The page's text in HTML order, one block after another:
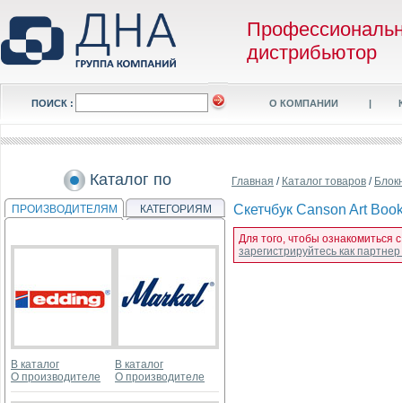
дистрибьютор
ПОИСК : О КОМПАНИИ |
Каталог по
ПРОИЗВОДИТЕЛЯМ КАТЕГОРИЯМ
В каталог
О производителе
В каталог
О производителе
Главная / Каталог товаров /
Скетчбук Canson Art
Для того, чтобы ознакомиться
зарегистрируйтесь как